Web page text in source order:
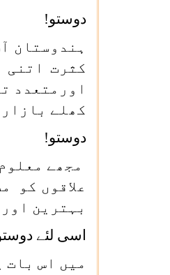
دوستو!
ہندوستان
کثرت اتنی
اورمتعدد
کھلے
دوستو!
مجھے
علاقوں کو
بہترین
اسی لئے
میں اس بات